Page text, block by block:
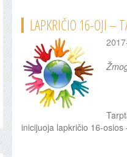
LAPKRIČIO 16-OJI –
inicijuoja lapkričio 16-